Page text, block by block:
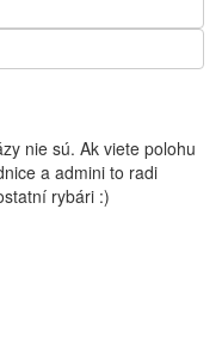
nie sú. Ak viete polohu
a admini to radi
rybári :)